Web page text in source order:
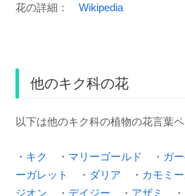
花の詳細： Wikipedia
他のキク科の花
以下は他のキク科の植物の花言葉ペ
・ キク ・ マリーゴールド ・ ガ
ーガレット
・ ダリア ・ カモミ
ジオン ・ デイジー ・ アザミ ・